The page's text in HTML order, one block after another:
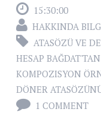
15:30:00
HAKKINDA
ATASÖZÜ VE
HESAP
KOMPOZISYON
DÖNER
1 COMMENT